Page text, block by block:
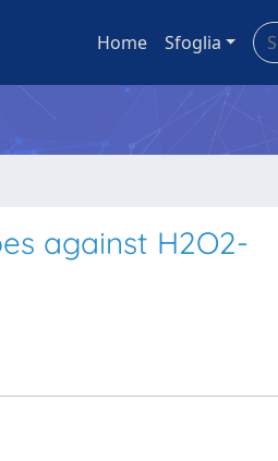
Home Sfoglia
against H2O2-